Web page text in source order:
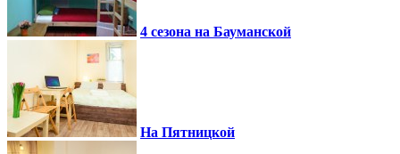
4 сезона на Бауманской
На Пятницкой